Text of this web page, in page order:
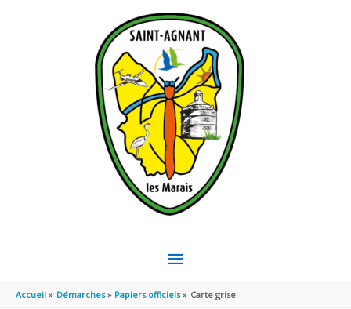
MENU
PRINCIPAL
Accueil Démarches Papiers officiels Carte grise